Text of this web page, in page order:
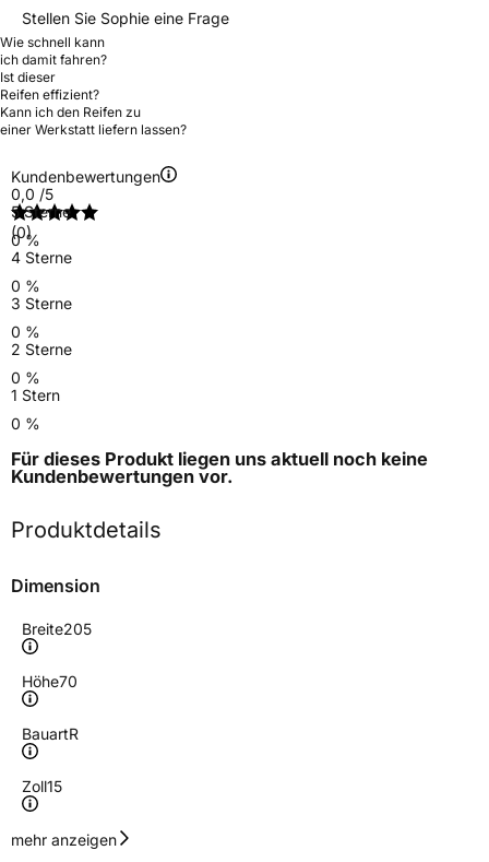
Stellen Sie Sophie eine Frage
Wie schnell kann
ich damit fahren?
Ist dieser
Reifen effizient?
Kann ich den Reifen zu
einer Werkstatt liefern lassen?
Kundenbewertungen
0,0 /5
(0)
5 Sterne
0 %
4 Sterne
0 %
3 Sterne
0 %
2 Sterne
0 %
1 Stern
0 %
Für dieses Produkt liegen uns aktuell noch keine
Kundenbewertungen vor.
Produktdetails
Dimension
Breite205
Höhe70
BauartR
Zoll15
Geschwindigkeitsindex
mehr anzeigen